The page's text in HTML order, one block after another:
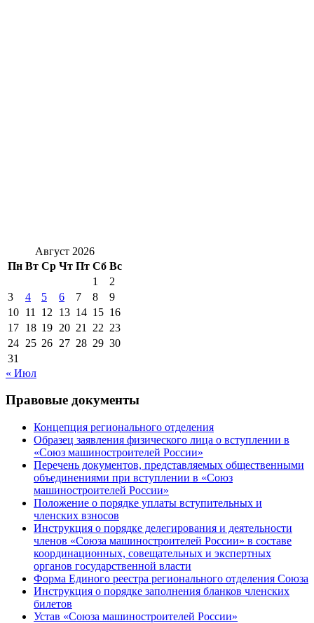
Август 2026
Пн Вт Ср Чт Пт Сб Вс
1
2
3
4 5 6 7 8
9
10 11 12 13 14 15 16
17 18 19 20 21 22 23
24 25 26 27 28 29 30
31
« Июл
Правовые документы
Концепция регионального отделения
Образец заявления физического лица о вступлении в
«Союз машиностроителей России»
Перечень документов, представляемых общественными
объединениями при вступлении в «Союз
машиностроителей России»
Положение о порядке уплаты вступительных и
членских взносов
Инструкция о порядке делегирования и деятельности
членов «Союза машиностроителей России» в составе
координационных, совещательных и экспертных
органов государственной власти
Форма Единого реестра регионального отделения Союза
Инструкция о порядке заполнения бланков членских
билетов
Устав «Союза машиностроителей России»